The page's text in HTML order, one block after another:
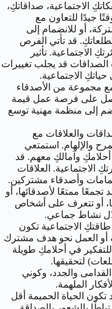
الاجتماعية، صداقاتكِ،
جيدًا للتعاون مع
أو للانضمام إلى
قد تأتي الفرص
الاجتماعية. تأثير
الصداقات قد يجلب تغييرات
الاجتماعية.
مع مجموعة من الأصدقاء
على فرصة عمل قيمة
إلى منظمة مهنية توسع
والعلاقات مع
والإلهام. استمتعي
وآمالكِ معهم. قد
الاجتماعية. العلاقات
وأصدقاء مشتركين.
تجمعًا ممتعًا لأصدقائها، أو
أو تتعرف على أشخاص
نشاط جماعي.
طاقتكِ الاجتماعية تكون
أو العمل نحو هدف مشترك
في أحلامكِ طويلة
لتحقيقها.
والجدد، وكوني
الملهمة.
تكون الحياة الحميمة أقل